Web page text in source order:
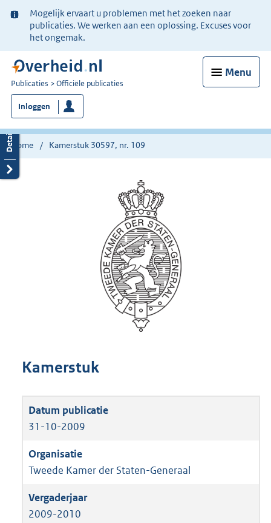
Ter
informatie:
Mogelijk ervaart u problemen met het zoeken naar
publicaties. We werken aan een oplossing. Excuses voor
het ongemak.
Menu
U
bent
nu
hier:
Publicaties Officiële publicaties
Inloggen
Home Kamerstuk 30597, nr. 109
Kamerstuk
31-10-2009
Tweede Kamer der Staten-Generaal
2009-2010